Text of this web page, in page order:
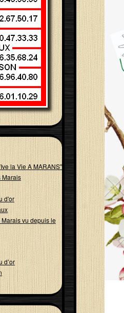
la Vie A MARANS"
Marais
d'or
Marais vu depuis le
d’or